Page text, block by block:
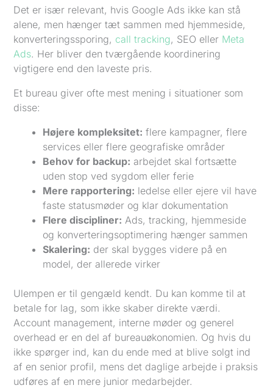
Det er især relevant, hvis Google Ads ikke kan stå
alene, men hænger tæt sammen med hjemmeside,
konverteringssporing, call tracking, SEO eller Meta
Ads. Her bliver den tværgående koordinering
vigtigere end den laveste pris.
Et bureau giver ofte mest mening i situationer som
disse:
Højere kompleksitet: flere kampagner, flere
services eller flere geografiske områder
Behov for backup: arbejdet skal fortsætte
uden stop ved sygdom eller ferie
Mere rapportering: ledelse eller ejere vil have
faste statusmøder og klar dokumentation
Flere discipliner: Ads, tracking, hjemmeside
og konverteringsoptimering hænger sammen
Skalering: der skal bygges videre på en
model, der allerede virker
Ulempen er til gengæld kendt. Du kan komme til at
betale for lag, som ikke skaber direkte værdi.
Account management, interne møder og generel
overhead er en del af bureauøkonomien. Og hvis du
ikke spørger ind, kan du ende med at blive solgt ind
af en senior profil, mens det daglige arbejde i praksis
udføres af en mere junior medarbejder.